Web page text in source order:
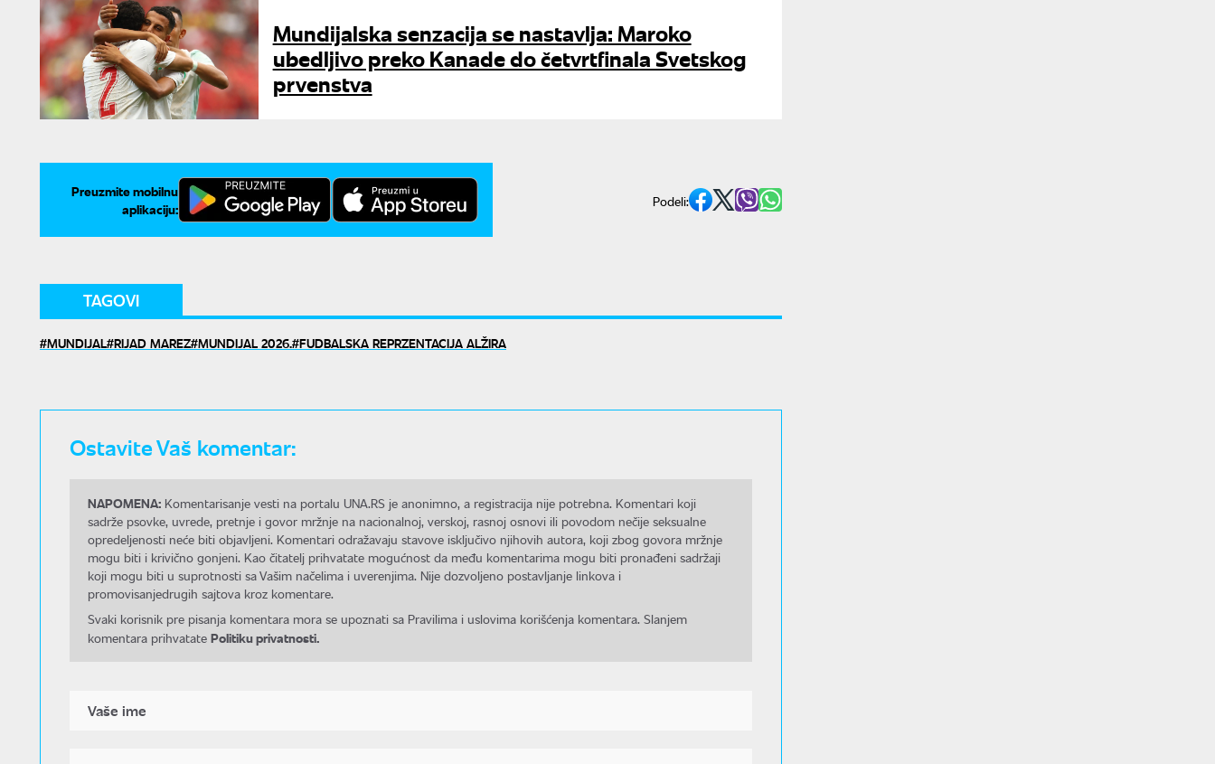
Mundijalska senzacija se nastavlja: Maroko
ubedljivo preko Kanade do četvrtfinala Svetskog
prvenstva
Preuzmite mobilnu
aplikaciju:
Podeli:
TAGOVI
MUNDIJAL RIJAD MAREZ MUNDIJAL 2026. FUDBALSKA REPRZENTACIJA ALŽIRA
Ostavite Vaš komentar:
NAPOMENA: Komentarisanje vesti na portalu UNA.RS je anonimno, a registracija nije potrebna. Komentari koji
sadrže psovke, uvrede, pretnje i govor mržnje na nacionalnoj, verskoj, rasnoj osnovi ili povodom nečije seksualne
opredeljenosti neće biti objavljeni. Komentari odražavaju stavove isključivo njihovih autora, koji zbog govora mržnje
mogu biti i krivično gonjeni. Kao čitatelj prihvatate mogućnost da među komentarima mogu biti pronađeni sadržaji
koji mogu biti u suprotnosti sa Vašim načelima i uverenjima. Nije dozvoljeno postavljanje linkova i
promovisanjedrugih sajtova kroz komentare.
Svaki korisnik pre pisanja komentara mora se upoznati sa Pravilima i uslovima korišćenja komentara. Slanjem
komentara prihvatate Politiku privatnosti.